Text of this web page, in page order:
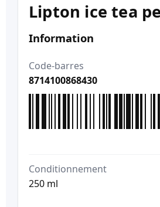
Lipton ice tea
Information
Code-barres
8714100868430
Conditionnement
250 ml